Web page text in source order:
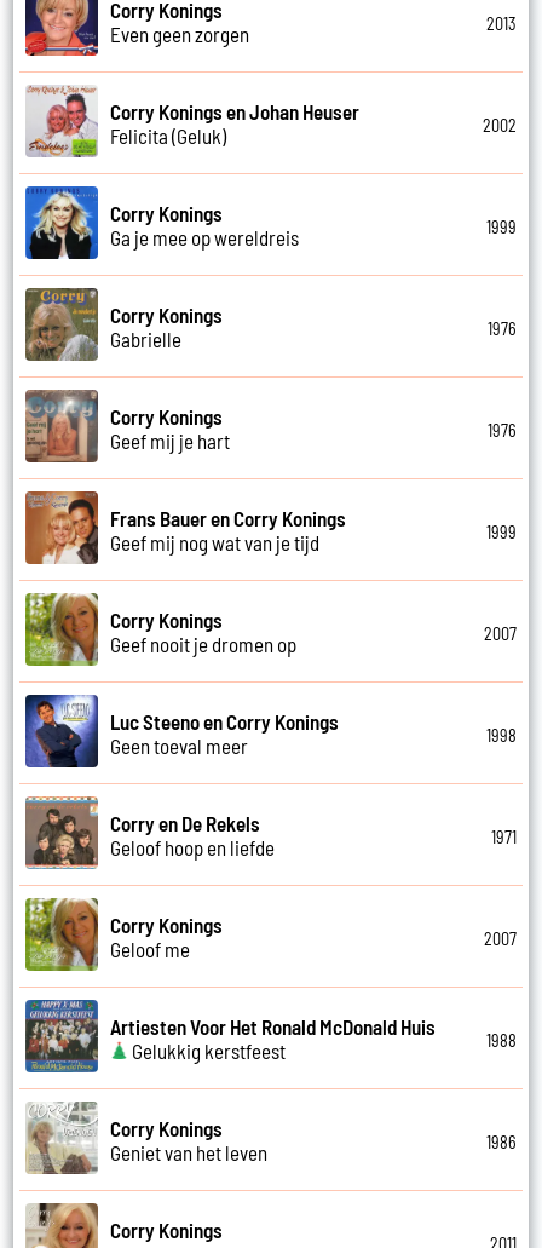
Corry Konings
Even geen zorgen
2013
Corry Konings en Johan Heuser
Felicita (Geluk)
2002
Corry Konings
Ga je mee op wereldreis
1999
Corry Konings
Gabrielle
1976
Corry Konings
Geef mij je hart
1976
Frans Bauer en Corry Konings
Geef mij nog wat van je tijd
1999
Corry Konings
Geef nooit je dromen op
2007
Luc Steeno en Corry Konings
Geen toeval meer
1998
Corry en De Rekels
Geloof hoop en liefde
1971
Corry Konings
Geloof me
2007
Artiesten Voor Het Ronald McDonald Huis
Gelukkig kerstfeest
1988
Corry Konings
Geniet van het leven
1986
Corry Konings
2011